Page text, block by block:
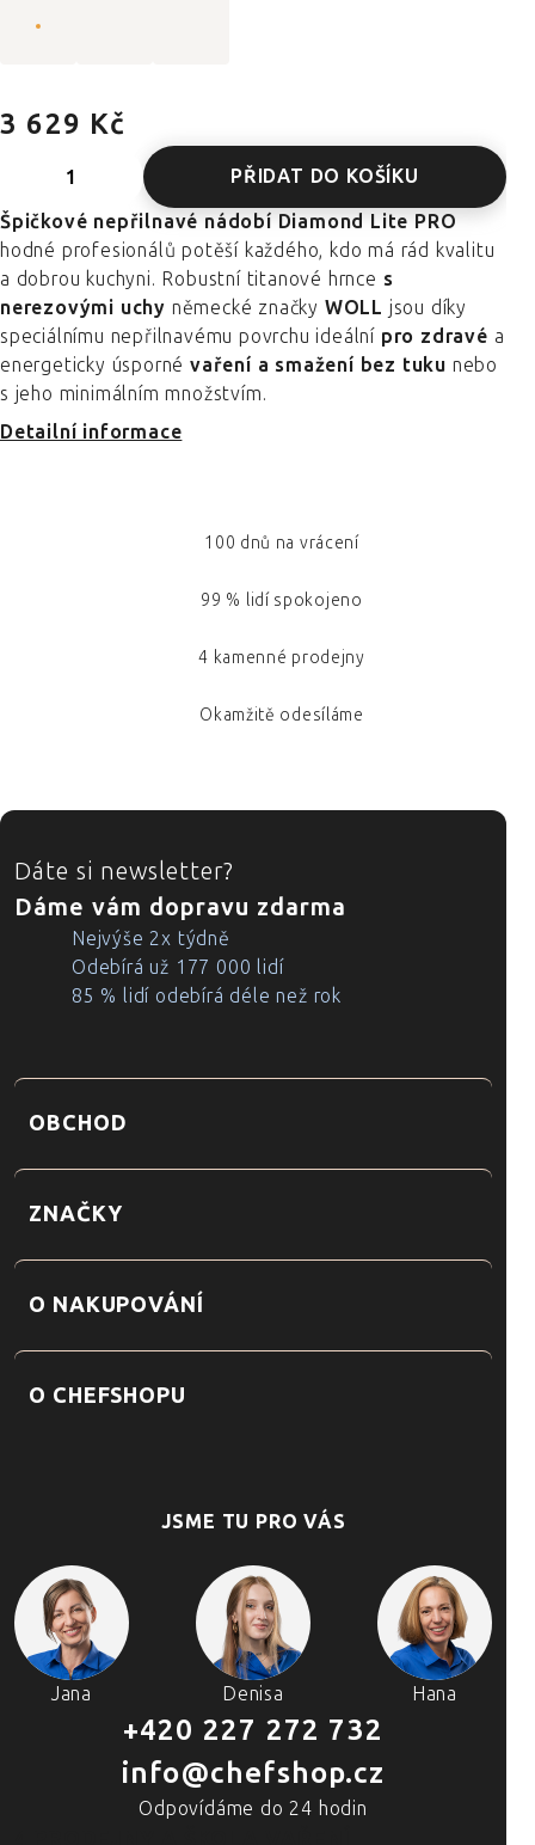
3 629 Kč
PŘIDAT DO KOŠÍKU
Špičkové nepřilnavé nádobí Diamond Lite PRO
hodné profesionálů potěší každého, kdo má rád kvalitu
a dobrou kuchyni. Robustní titanové hrnce s
nerezovými uchy německé značky WOLL jsou díky
speciálnímu nepřilnavému povrchu ideální pro zdravé a
energeticky úspornévaření a smažení bez tuku nebo
s jeho minimálním množstvím.
Detailní informace
100 dnů na vrácení
99 % lidí spokojeno
4 kamenné prodejny
Okamžitě odesíláme
ZÁPATÍ
Dáte si newsletter?
Dáme vám dopravu zdarma
Nejvýše 2x týdně
Odebírá už 177 000 lidí
85 % lidí odebírá déle než rok
OBCHOD
ZNAČKY
O NAKUPOVÁNÍ
O CHEFSHOPU
JSME TU PRO VÁS
Jana Denisa Hana
+420 227 272 732
info@chefshop.cz
Odpovídáme do 24 hodin